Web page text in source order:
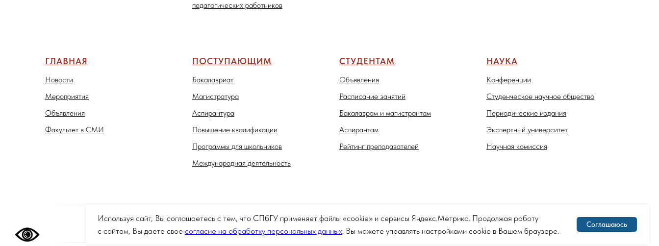
педагогических работников
ГЛАВНАЯ
Новости
Мероприятия
Объявления
Факультет в СМИ
ПОСТУПАЮЩИМ
Бакалавриат
Магистратура
Аспирантура
Повышение квалификации
Программы для школьников
Международная деятельность
СТУДЕНТАМ
Объявления
Расписание занятий
Бакалаврам и магистрантам
Аспирантам
Рейтинг преподавателей
НАУКА
Конференции
Студенческое научное общество
Периодические издания
Экспертный университет
Научная комиссия
Используя сайт, Вы соглашаетесь с тем, что СПбГУ применяет файлы «cookie» и сервисы Яндекс.Метрика. Продолжая работу
с сайтом, Вы даете свое согласие на обработку персональных данных. Вы можете управлять настройками cookie в Вашем браузере.
Соглашаюсь